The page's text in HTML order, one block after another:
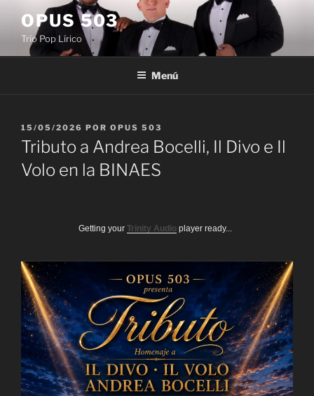
contenido
OPUS 503
Trío Pop Lírico
Menú
PUBLICADO
EL
15/05/2026 POR OPUS 503
Tributo a Andrea Bocelli, Il Divo e Il
Volo en la BINAES
Getting your Trinity Audio player ready...